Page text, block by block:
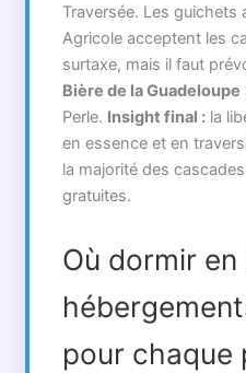
Traversée. Les guichets
Agricole acceptent les
surtaxe, mais il faut
Bière de la Guadeloupe
Perle. Insight final :la
en essence et en
la majorité des
gratuites.
Où dormir
pour chaque